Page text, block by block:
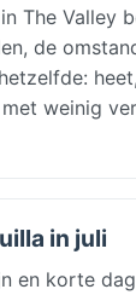
The Valley
de
heet,
weinig
in juli
en korte